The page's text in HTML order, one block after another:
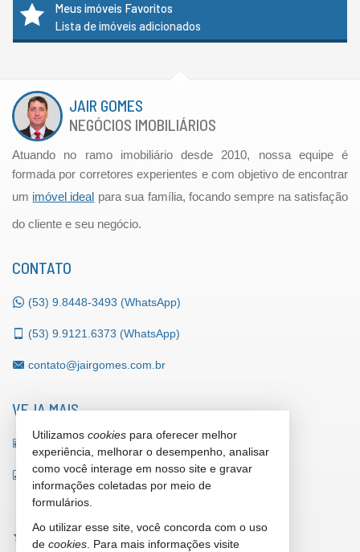
Meus imóveis Favoritos
Lista de imóveis adicionados
JAIR GOMES
NEGÓCIOS IMOBILIÁRIOS
Atuando no ramo imobiliário desde 2010, nossa equipe é
formada por corretores experientes e com objetivo de encontrar
um imóvel ideal para sua família, focando sempre na satisfação
do cliente e seu negócio.
CONTATO
(53) 9.8448-3493 (WhatsApp)
(53) 9.9121.6373 (WhatsApp)
contato@jairgomes.com.br
VEJA MAIS
receba nosso newsletter
indicadores financeiros
cadastre seu imóvel
imóveis favoritos
Utilizamos cookies para oferecer melhor
experiência, melhorar o desempenho, analisar
como você interage em nosso site e gravar
informações coletadas por meio de
formulários.
Ao utilizar esse site, você concorda com o uso
de cookies . Para mais informações visite